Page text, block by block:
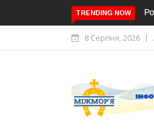
TRENDING NOWРосія
8 Серпня, 2026